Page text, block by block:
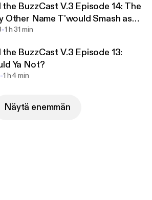
the BuzzCast V.3 Episode 14: The
Other Name T'would Smash as
-1 h 31 min
BuzzCast V.3 Episode 13:
Ya Not?
-1 h 4 min
Näytä enemmän